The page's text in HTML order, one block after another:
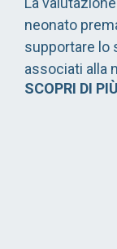
neonato
supportare lo
associati alla
SCOPRI DI PIÙ